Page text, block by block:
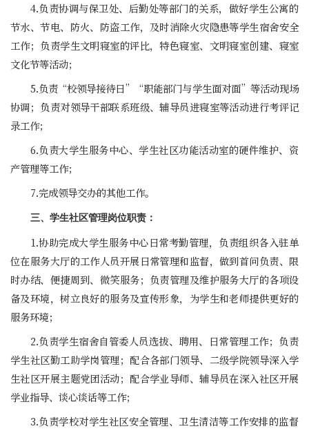
4.负责协调与保卫处、后勤处等部门的关系，做好学生公寓的
节水、节电、防火、防盗工作，及时消除火灾隐患等学生宿舍安全
工作；负责学生文明寝室的评比，特色寝室、文明寝室创建、寝室
文化节等活动；
5.负责“校领导接待日”“职能部门与学生面对面”等活动现场
协调；负责对领导干部联系班级、辅导员进寝室等活动进行考评记
录工作；
6.负责大学生服务中心、学生社区功能活动室的硬件维护、资
产管理等工作；
7.完成领导交办的其他工作。
三、学生社区管理岗位职责：
1.协助完成大学生服务中心日常考勤管理，负责组织各入驻单
位在服务大厅的工作人员开展日常管理和监督，做到首问负责、限
时办结、便捷周到、微笑服务；负责管理及维护服务大厅的各项设
备及环境，树立良好的服务及宣传形象，为学生和老师提供更好的
服务环境；
2.负责学生宿舍自管委人员选拔、聘用、日常管理工作；负责
学生社区勤工助学岗管理；配合各部门领导、二级学院领导深入学
生社区开展主题党团活动；配合学业导师、辅导员在深入社区开展
学业指导、谈心谈话等工作；
3.负责学校对学生社区安全管理、卫生清洁等工作安排的监督